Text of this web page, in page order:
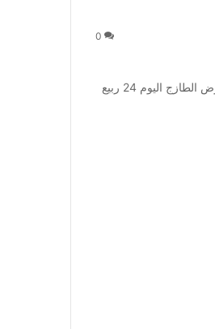
0
عروض أسواق العثيم الخضار 4-1-2016 عروض أسواق العثيم الخضار 4-1-2016 جديد عروض الطازج اليوم 24 ربيع